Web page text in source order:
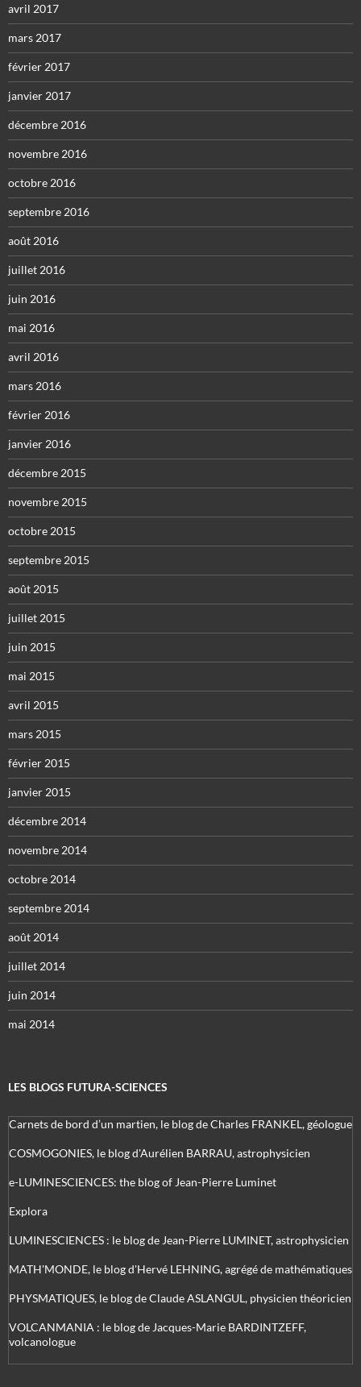
avril 2017
mars 2017
février 2017
janvier 2017
décembre 2016
novembre 2016
octobre 2016
septembre 2016
août 2016
juillet 2016
juin 2016
mai 2016
avril 2016
mars 2016
février 2016
janvier 2016
décembre 2015
novembre 2015
octobre 2015
septembre 2015
août 2015
juillet 2015
juin 2015
mai 2015
avril 2015
mars 2015
février 2015
janvier 2015
décembre 2014
novembre 2014
octobre 2014
septembre 2014
août 2014
juillet 2014
juin 2014
mai 2014
LES BLOGS FUTURA-SCIENCES
Carnets de bord d’un martien, le blog de Charles FRANKEL, géologue
COSMOGONIES, le blog d'Aurélien BARRAU, astrophysicien
e-LUMINESCIENCES: the blog of Jean-Pierre Luminet
Explora
LUMINESCIENCES : le blog de Jean-Pierre LUMINET, astrophysicien
MATH'MONDE, le blog d'Hervé LEHNING, agrégé de mathématiques
PHYSMATIQUES, le blog de Claude ASLANGUL, physicien théoricien
VOLCANMANIA : le blog de Jacques-Marie BARDINTZEFF,
volcanologue